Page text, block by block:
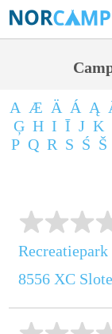
A Æ Ä Á Ą
Ģ H I Ī J K
P Q R S Ś Š
Recreatiepark
8556 XC